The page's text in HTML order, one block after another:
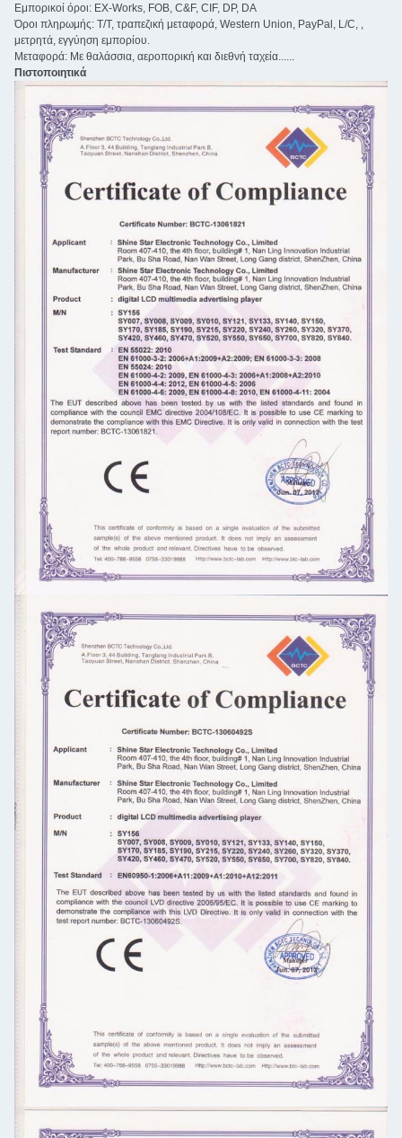
Εμπορικοί όροι: EX-Works, FOB, C&F, CIF, DP, DA
Όροι πληρωμής: Τ/Τ, τραπεζική μεταφορά, Western Union, PayPal, L/C, ,
μετρητά, εγγύηση εμπορίου.
Μεταφορά: Με θαλάσσια, αεροπορική και διεθνή ταχεία......
Πιστοποιητικά